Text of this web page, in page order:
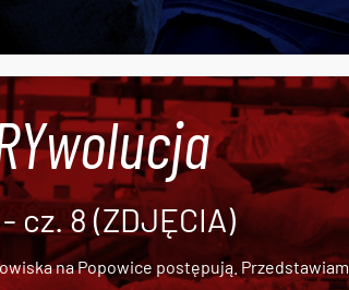
cz. 8 (ZDJĘCIA)
na Popowice postępują.